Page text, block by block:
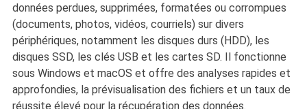
données perdues, supprimées, formatées ou corrompues
(documents, photos, vidéos, courriels) sur divers
périphériques, notamment les disques durs (HDD), les
disques SSD, les clés USB et les cartes SD. Il fonctionne
sous Windows et macOS et offre des analyses rapides et
approfondies, la prévisualisation des fichiers et un taux de
réussite élevé pour la récupération des données.